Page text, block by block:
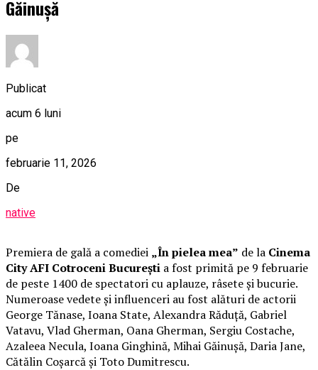
Găinușă
Publicat
acum 6 luni
pe
februarie 11, 2026
De
native
Premiera de gală a comediei „În pielea mea” de la Cinema
City AFI Cotroceni București a fost primită pe 9 februarie
de peste 1400 de spectatori cu aplauze, râsete și bucurie.
Numeroase vedete și influenceri au fost alături de actorii
George Tănase, Ioana State, Alexandra Răduță, Gabriel
Vatavu, Vlad Gherman, Oana Gherman, Sergiu Costache,
Azaleea Necula, Ioana Ginghină, Mihai Găinușă, Daria Jane,
Cătălin Coșarcă și Toto Dumitrescu.